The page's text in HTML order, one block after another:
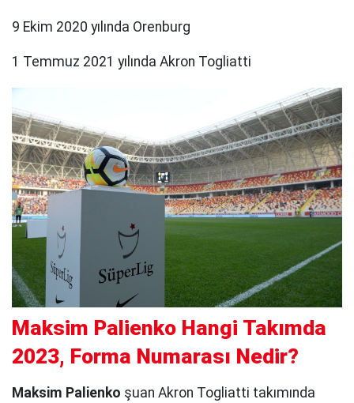
9 Ekim 2020 yılında Orenburg
1 Temmuz 2021 yılında Akron Togliatti
Maksim Palienko Hangi Takımda
2023, Forma Numarası Nedir?
Maksim Palienko şuan Akron Togliatti takımında